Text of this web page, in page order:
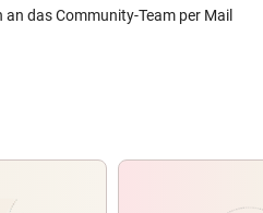
an das Community-Team per Mail